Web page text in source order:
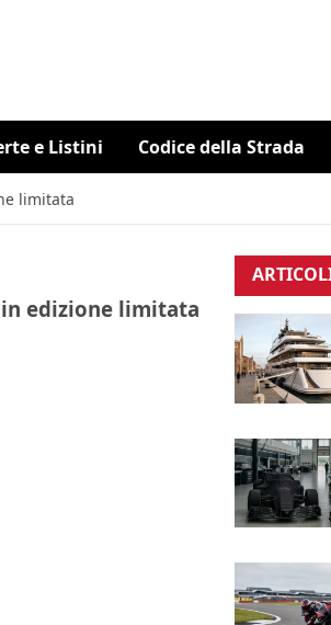
e Listini Codice della Strada
limitata
in edizione limitata